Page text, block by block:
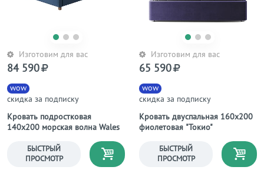
Изготовим для вас
Кровать подростковая
140х200 морская волна Wales
wow
скидка за подписку
84 590
БЫСТРЫЙ
ПРОСМОТР
Изготовим для вас
Кровать двуспальная 160х200
фиолетовая "Токио"
wow
скидка за подписку
65 590
БЫСТРЫЙ
ПРОСМОТР